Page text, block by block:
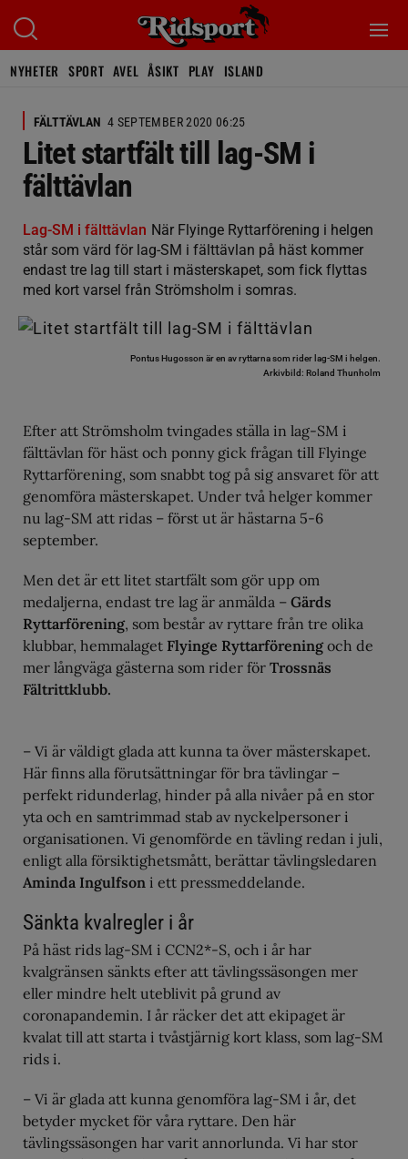
NYHETER SPORT AVEL ÅSIKT PLAY ISLAND
FÄLTTÄVLAN 4 SEPTEMBER 2020 06:25
Litet startfält till lag-SM i
fälttävlan
Lag-SM i fälttävlan När Flyinge Ryttarförening i helgen
står som värd för lag-SM i fälttävlan på häst kommer
endast tre lag till start i mästerskapet, som fick flyttas
med kort varsel från Strömsholm i somras.
Pontus Hugosson är en av ryttarna som rider lag-SM i helgen.
Arkivbild: Roland Thunholm
Efter att Strömsholm tvingades ställa in lag-SM i
fälttävlan för häst och ponny gick frågan till Flyinge
Ryttarförening, som snabbt tog på sig ansvaret för att
genomföra mästerskapet. Under två helger kommer
nu lag-SM att ridas – först ut är hästarna 5-6
september.
Men det är ett litet startfält som gör upp om
medaljerna, endast tre lag är anmälda – Gärds
Ryttarförening, som består av ryttare från tre olika
klubbar, hemmalaget Flyinge Ryttarföreningoch de
mer långväga gästerna som rider för Trossnäs
Fältrittklubb.
– Vi är väldigt glada att kunna ta över mästerskapet.
Här finns alla förutsättningar för bra tävlingar –
perfekt ridunderlag, hinder på alla nivåer på en stor
yta och en samtrimmad stab av nyckelpersoner i
organisationen. Vi genomförde en tävling redan i juli,
enligt alla försiktighetsmått, berättar tävlingsledaren
Aminda Ingulfson i ett pressmeddelande.
Sänkta kvalregler i år
På häst rids lag-SM i CCN2*-S, och i år har
kvalgränsen sänkts efter att tävlingssäsongen mer
eller mindre helt uteblivit på grund av
coronapandemin. I år räcker det att ekipaget är
kvalat till att starta i tvåstjärnig kort klass, som lag-SM
rids i.
– Vi är glada att kunna genomföra lag-SM i år, det
betyder mycket för våra ryttare. Den här
tävlingssäsongen har varit annorlunda. Vi har stor